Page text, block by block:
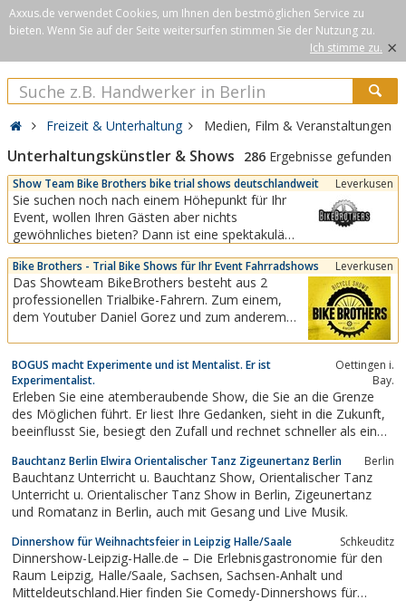
Axxus.de verwendet Cookies, um Ihnen den bestmöglichen Service zu
bieten. Wenn Sie auf der Seite weitersurfen stimmen Sie der Nutzung zu.
Ich stimme zu. ×
Freizeit & Unterhaltung Medien, Film & Veranstaltungen
Unterhaltungskünstler & Shows 286 Ergebnisse gefunden
Show Team Bike Brothers bike trial shows deutschlandweit Leverkusen
Sie suchen noch nach einem Höhepunkt für Ihr
Event, wollen Ihren Gästen aber nichts
gewöhnliches bieten? Dann ist eine spektakuläre
Richtige für Ihre Veranstaltung.Sprechen Sie uns
an, wir entwickeln gern mit Ihnen zusammen ein
perfekt passendes Konzept für Ihr Event.
Bike Brothers - Trial Bike Shows für Ihr Event Fahrradshows Leverkusen
Das Showteam BikeBrothers besteht aus 2
professionellen Trialbike-Fahrern. Zum einem,
dem Youtuber Daniel Gorez und zum anderem
Erfahrung, wissen wir, auf was es ankommt und
was das Publikum sehen will.Wir bieten packende
Inszenierungen mit...
BOGUS macht Experimente und ist Mentalist. Er ist
Experimentalist.
Oettingen i.
Bay.
Erleben Sie eine atemberaubende Show, die Sie an die Grenze
des Möglichen führt. Er liest Ihre Gedanken, sieht in die Zukunft,
beeinflusst Sie, besiegt den Zufall und rechnet schneller als ein
FernsehenBayern 3 RadioGasteig MünchenTheater Moller Haus...
Bauchtanz Berlin Elwira Orientalischer Tanz Zigeunertanz Berlin Berlin
Bauchtanz Unterricht u. Bauchtanz Show, Orientalischer Tanz
Unterricht u. Orientalischer Tanz Show in Berlin, Zigeunertanz
und Romatanz in Berlin, auch mit Gesang und Live Musik.
Dinnershow für Weihnachtsfeier in Leipzig Halle/Saale Schkeuditz
Dinnershow-Leipzig-Halle.de – Die Erlebnisgastronomie für den
Raum Leipzig, Halle/Saale, Sachsen, Sachsen-Anhalt und
Mitteldeutschland.Hier finden Sie Comedy-Dinnershows für